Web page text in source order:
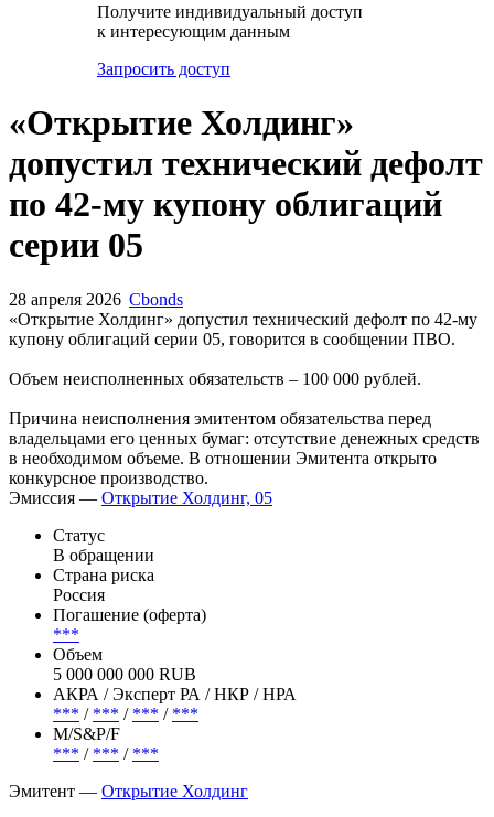
Получите индивидуальный доступ
к интересующим данным
Запросить доступ
«Открытие Холдинг»
допустил технический дефолт
по 42-му купону облигаций
серии 05
28 апреля 2026 Cbonds
«Открытие Холдинг» допустил технический дефолт по 42-му
купону облигаций серии 05, говорится в сообщении ПВО.
Объем неисполненных обязательств – 100 000 рублей.
Причина неисполнения эмитентом обязательства перед
владельцами его ценных бумаг: отсутствие денежных средств
в необходимом объеме. В отношении Эмитента открыто
конкурсное производство.
Эмиссия — Открытие Холдинг, 05
Статус
В обращении
Страна риска
Россия
Погашение (оферта)
***
Объем
5 000 000 000 RUB
АКРА / Эксперт РА / НКР / НРА
*** / *** / *** / ***
М/S&P/F
*** / *** / ***
Эмитент — Открытие Холдинг